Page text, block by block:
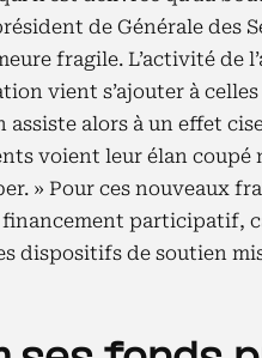
de Générale des
fragile. L’activité de
vient s’ajouter à
assiste alors à un effet
voient leur élan coupé
» Pour ces nouveaux
participatif,
dispositifs de soutien